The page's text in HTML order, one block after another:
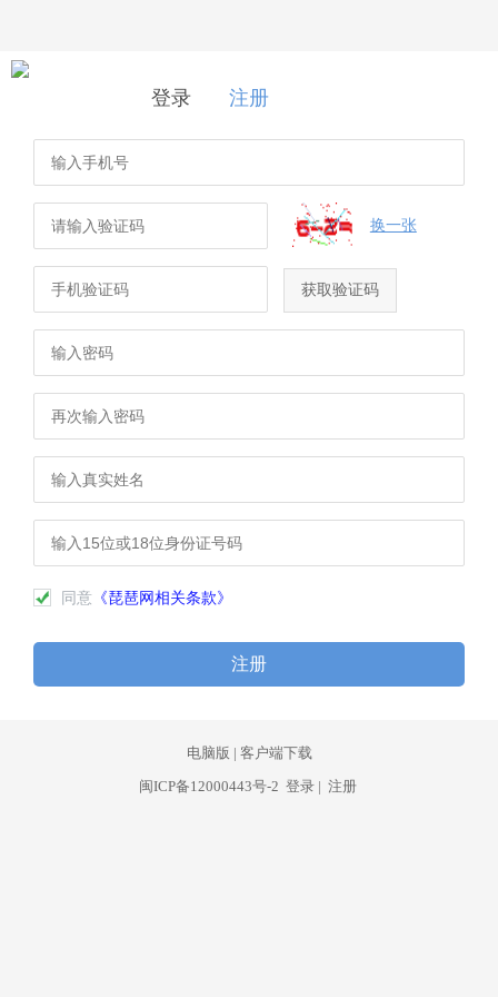
登录 注册
换一张
获取验证码
同意 《琵琶网相关条款》
注册
电脑版 | 客户端下载
闽ICP备12000443号-2 登录 | 注册